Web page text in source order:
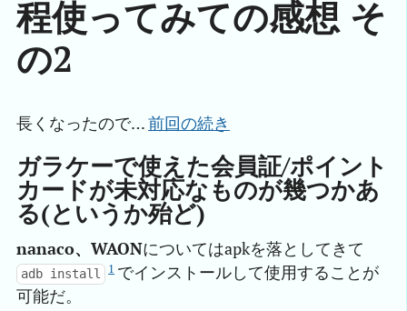
程使ってみての感想 そ
の2
長くなったので…前回の続き
ガラケーで使えた会員証/ポイント
カードが未対応なものが幾つかあ
る(というか殆ど)
nanaco、WAONについてはapkを落としてきて
adb install 1 でインストールして使用することが
可能だ。